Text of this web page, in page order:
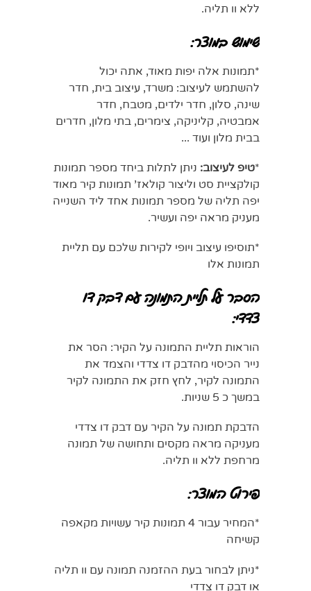
ללא וו תליה.
שימוש במוצר:
*תמונות אלה יפות מאוד, אתה יכול
להשתמש לעיצוב: משרד, עיצוב בית, חדר
שינה, סלון, חדר ילדים, מטבח, חדר
אמבטיה, קליניקה, צימרים, בתי מלון, חדרים
בבית מלון ועוד ...
*טיפ לעיצוב: ניתן לתלות ביחד מספר תמונות
קולקציית סט וליצור קולאז' תמונות קיר מאוד
יפה תליה של מספר תמונות אחד ליד השנייה
מעניק מראה יפה ועשיר.
*תוסיפו עיצוב ויופי לקירות שלכם עם תליית
תמונות אלו
הסבר על תליית התמונה עם דבק דו
צדדי:
הוראות תליית התמונה על הקיר: הסר את
נייר הכיסוי מהדבק דו צדדי והצמד את
התמונה לקיר, לחץ חזק את התמונה לקיר
במשך כ 5 שניות.
הדבקת תמונה על הקיר עם דבק דו צדדי
מעניקה מראה מקסים ותחושה של תמונה
מרחפת ללא וו תליה.
פירוט המוצר:
*המחיר עבור 4 תמונות קיר עשויות מקאפה
קשיחה
*ניתן לבחור בעת ההזמנה תמונה עם וו תליה
או דבק דו צדדי